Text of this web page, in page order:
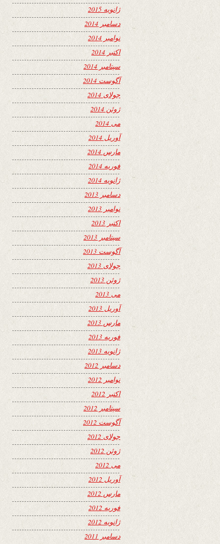
ژانویه 2015
دسامبر 2014
نوامبر 2014
اکتبر 2014
سپتامبر 2014
آگوست 2014
جولای 2014
ژوئن 2014
می 2014
آوریل 2014
مارس 2014
فوریه 2014
ژانویه 2014
دسامبر 2013
نوامبر 2013
اکتبر 2013
سپتامبر 2013
آگوست 2013
جولای 2013
ژوئن 2013
می 2013
آوریل 2013
مارس 2013
فوریه 2013
ژانویه 2013
دسامبر 2012
نوامبر 2012
اکتبر 2012
سپتامبر 2012
آگوست 2012
جولای 2012
ژوئن 2012
می 2012
آوریل 2012
مارس 2012
فوریه 2012
ژانویه 2012
دسامبر 2011